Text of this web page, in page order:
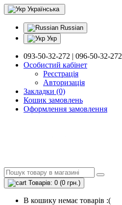
Українська
Russian
Укр
093-50-32-272 | 096-50-32-272
Особистий кабінет
Реєстрація
Авторизація
Закладки (0)
Кошик замовлень
Оформлення замовлення
Товарів: 0 (0 грн.)
В кошику немає товарів :(